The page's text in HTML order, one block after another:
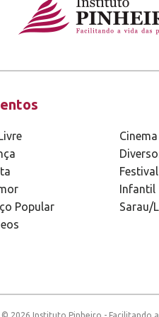
Festival
Infantil
Popular
Sarau/